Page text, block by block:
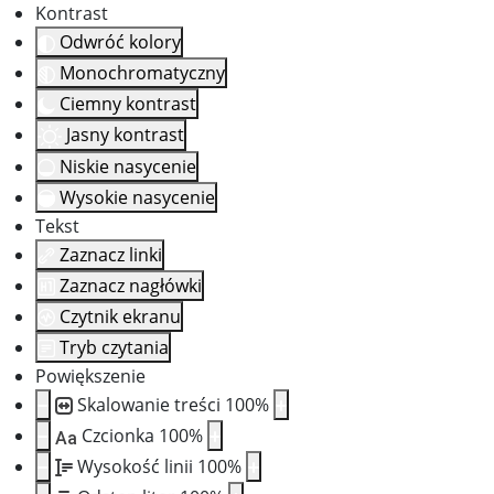
Kontrast
Odwróć kolory
Monochromatyczny
Ciemny kontrast
Jasny kontrast
Niskie nasycenie
Wysokie nasycenie
Tekst
Zaznacz linki
Zaznacz nagłówki
Czytnik ekranu
Tryb czytania
Powiększenie
Skalowanie treści 100%
Aa Czcionka 100%
Wysokość linii 100%